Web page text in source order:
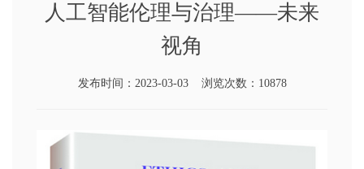
人工智能伦理与治理——未来
视角
发布时间：2023-03-03 浏览次数：10878